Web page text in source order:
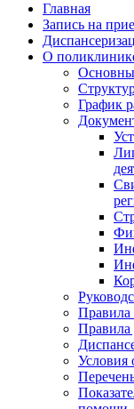
Главная
Запись на
О
График
Правила
Правила
Условия